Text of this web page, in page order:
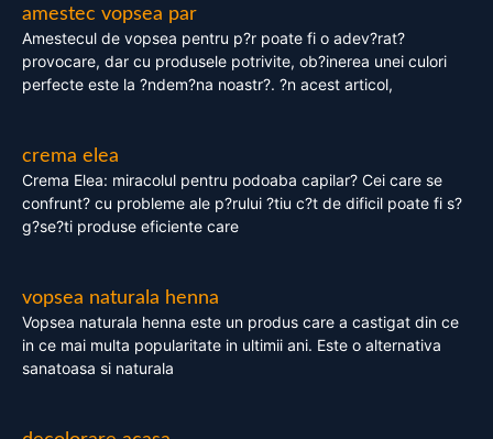
amestec vopsea par
Amestecul de vopsea pentru p?r poate fi o adev?rat?
provocare, dar cu produsele potrivite, ob?inerea unei culori
perfecte este la ?ndem?na noastr?. ?n acest articol,
crema elea
Crema Elea: miracolul pentru podoaba capilar? Cei care se
confrunt? cu probleme ale p?rului ?tiu c?t de dificil poate fi s?
g?se?ti produse eficiente care
vopsea naturala henna
Vopsea naturala henna este un produs care a castigat din ce
in ce mai multa popularitate in ultimii ani. Este o alternativa
sanatoasa si naturala